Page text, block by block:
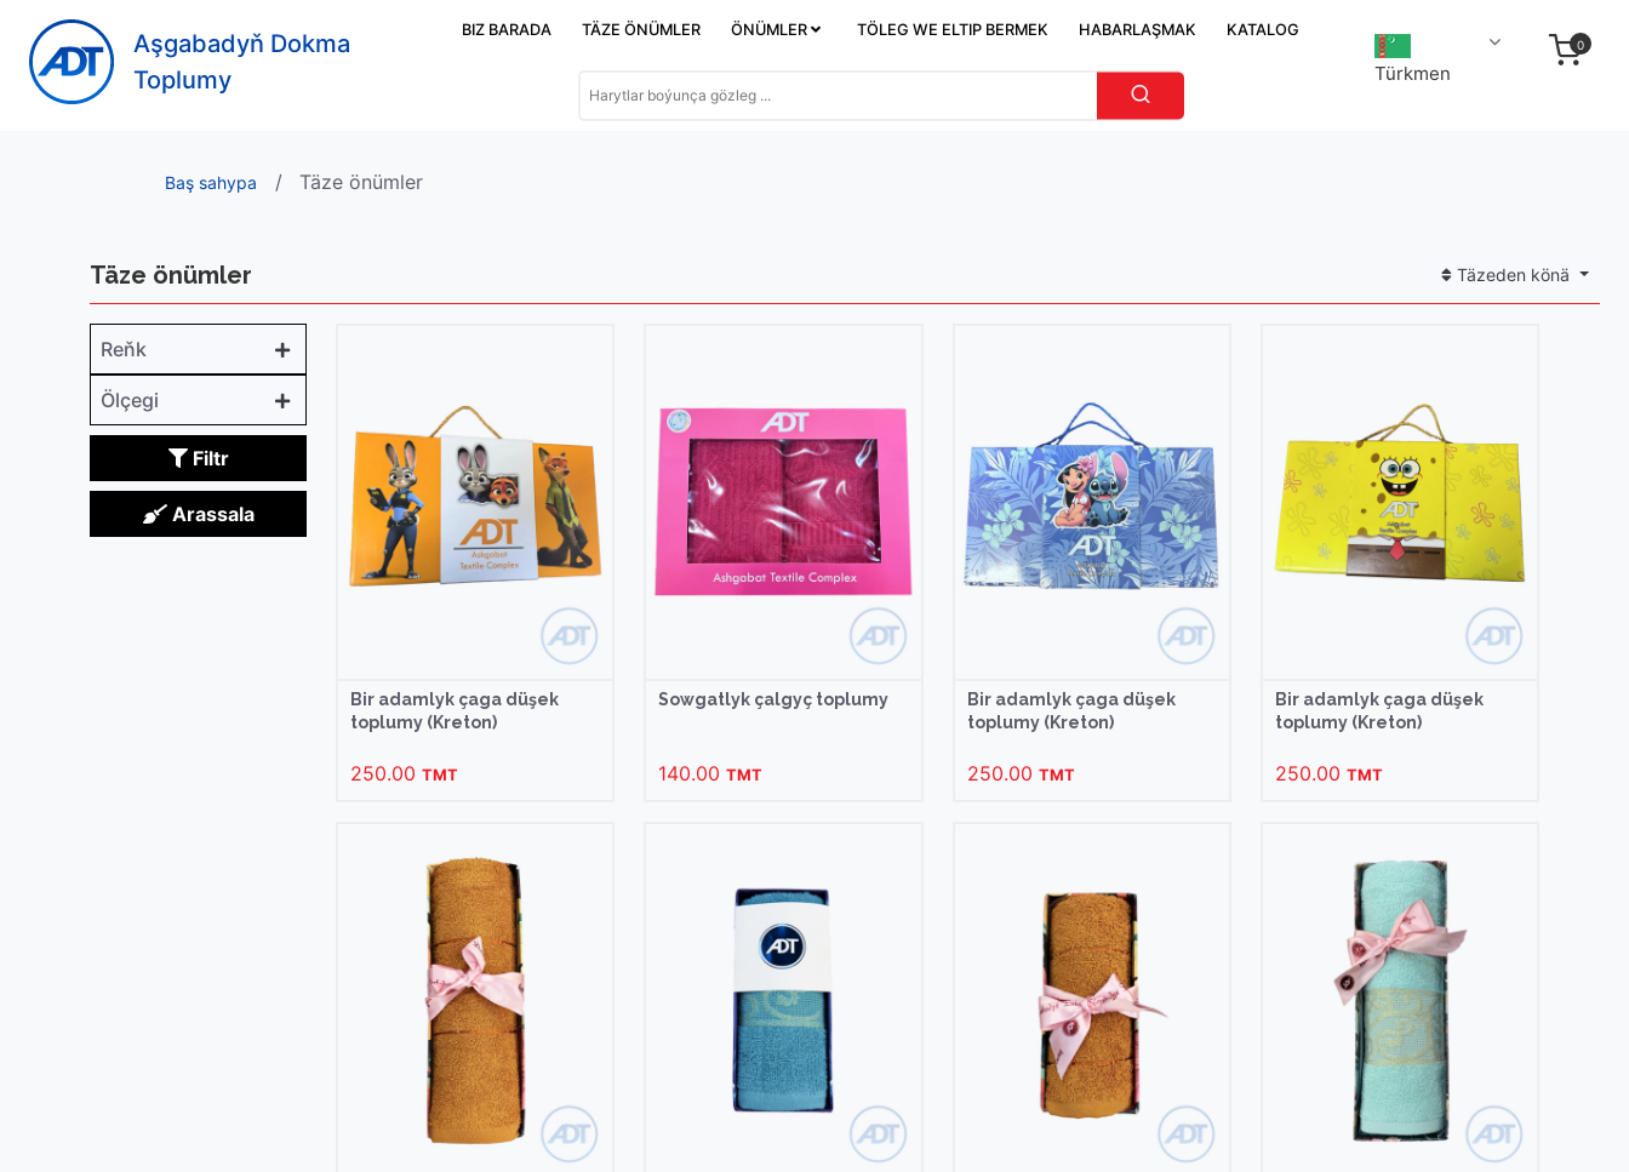
Aşgabadyň Dokma
Toplumy
BIZ BARADA TÄZE ÖNÜMLER ÖNÜMLER TÖLEG WE ELTIP BERMEK HABARLAŞMAK KATALOG
Türkmen
0
Baş sahypa Täze önümler
Täze önümler Täzeden könä
Reňk
Ölçegi
Filtr
Arassala
Bir adamlyk çaga düşek
toplumy (Kreton)
250.00TMT
Sowgatlyk çalgyç toplumy
140.00TMT
Bir adamlyk çaga düşek
toplumy (Kreton)
250.00 TMT
Bir adamlyk çaga düşek
toplumy (Kreton)
250.00 TMT